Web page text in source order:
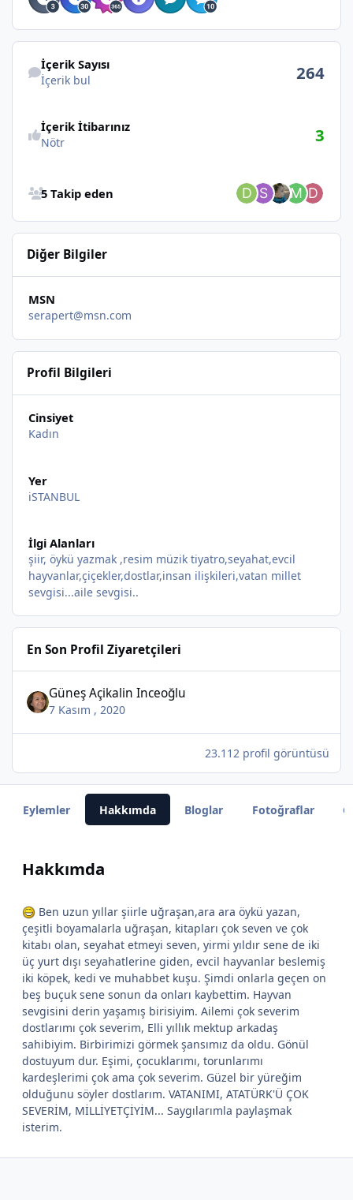
İçerik bul
İçerik Sayısı
İçerik bul 264
İçerik İtibarınız
Nötr 3
5 Takip eden
Diğer Bilgiler
MSN
serapert@msn.com
Profil Bilgileri
Cinsiyet
Kadın
Yer
iSTANBUL
İlgi Alanları
şiir, öykü yazmak ,resim müzik tiyatro,seyahat,evcil
hayvanlar,çiçekler,dostlar,insan ilişkileri,vatan millet
sevgisi...aile sevgisi..
En Son Profil Ziyaretçileri
Güneş Açikalin Inceoğlu
7 Kasım , 2020
23.112 profil görüntüsü
Eylemler Hakkımda Bloglar Fotoğraflar
Hakkımda
Ben uzun yıllar şiirle uğraşan,ara ara öykü yazan,
çeşitli boyamalarla uğraşan, kitapları çok seven ve çok
kitabı olan, seyahat etmeyi seven, yirmi yıldır sene de iki
üç yurt dışı seyahatlerine giden, evcil hayvanlar beslemiş
iki köpek, kedi ve muhabbet kuşu. Şimdi onlarla geçen on
beş buçuk sene sonun da onları kaybettim. Hayvan
sevgisini derin yaşamış birisiyim. Ailemi çok severim
dostlarımı çok severim, Elli yıllık mektup arkadaş
sahibiyim. Birbirimizi görmek şansımız da oldu. Gönül
dostuyum dur. Eşimi, çocuklarımı, torunlarımı
kardeşlerimi çok ama çok severim. Güzel bir yüreğim
olduğunu söyler dostlarım. VATANIMI, ATATÜRK'Ü ÇOK
SEVERİM, MİLLİYETÇİYİM... Saygılarımla paylaşmak
isterim.